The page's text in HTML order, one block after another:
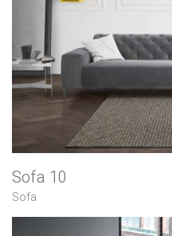
Sofa 10
Sofa